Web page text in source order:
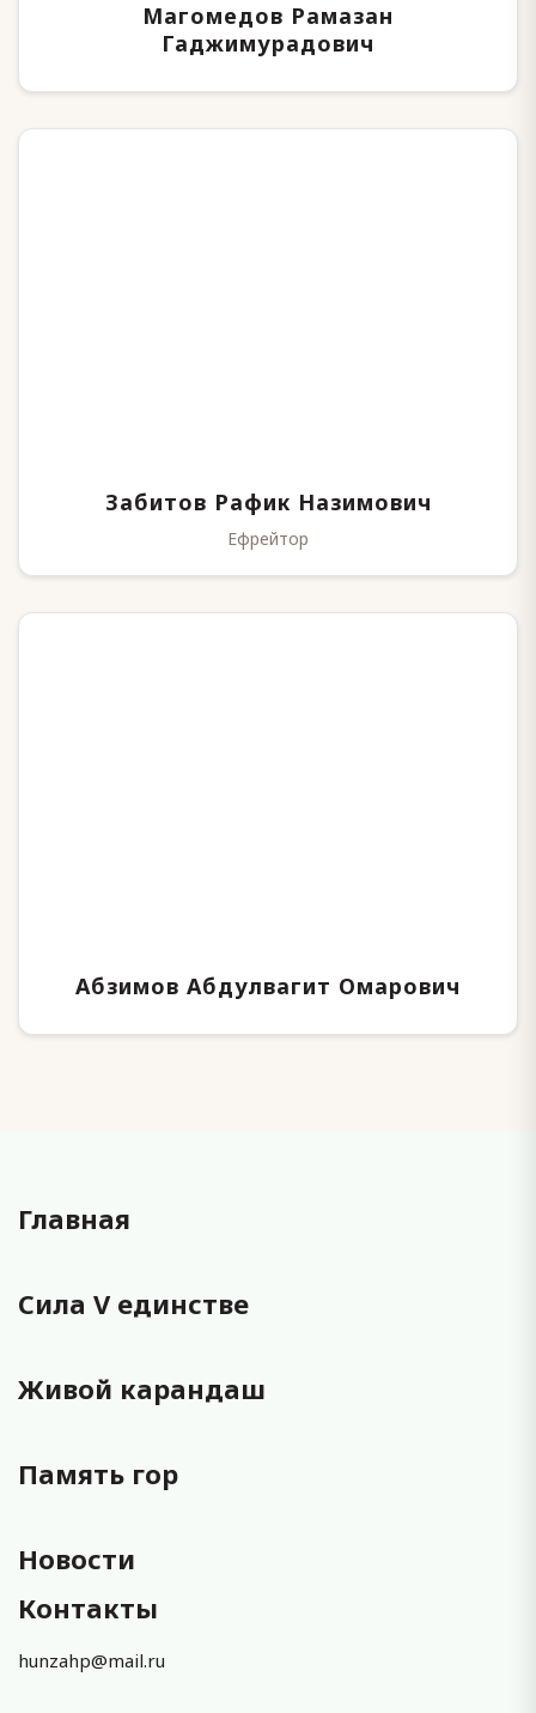
Магомедов Рамазан
Гаджимурадович
Забитов Рафик Назимович
Ефрейтор
Абзимов Абдулвагит Омарович
Главная
Сила V единстве
Живой карандаш
Память гор
Новости
Контакты
hunzahp@mail.ru